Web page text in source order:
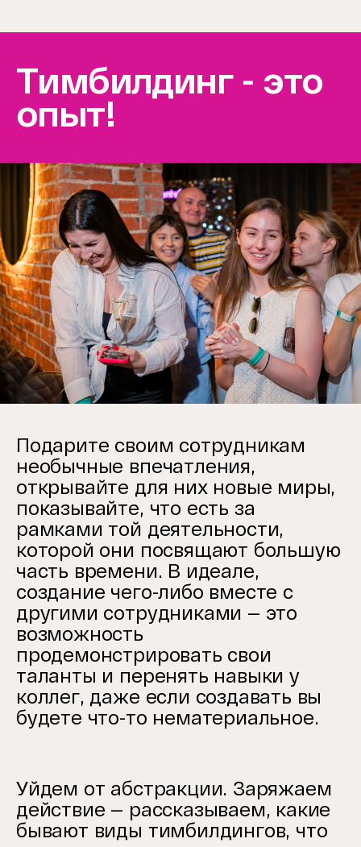
Тимбилдинг - это
опыт!
Подарите своим сотрудникам
необычные впечатления,
открывайте для них новые миры,
показывайте, что есть за
рамками той деятельности,
которой они посвящают большую
часть времени. В идеале,
создание чего-либо вместе с
другими сотрудниками — это
возможность
продемонстрировать свои
таланты и перенять навыки у
коллег, даже если создавать вы
будете что-то нематериальное.
Уйдем от абстракции. Заряжаем
действие — рассказываем, какие
бывают виды тимбилдингов, что